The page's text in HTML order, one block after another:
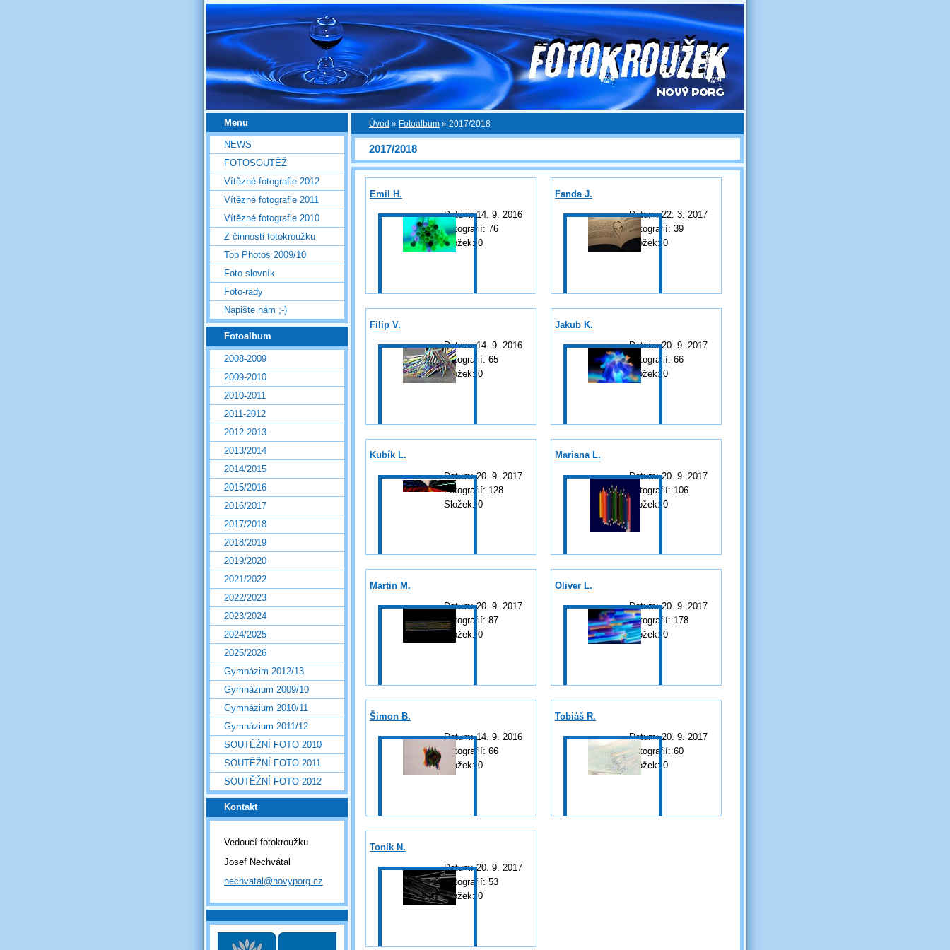
Úvod » Fotoalbum » 2017/2018
2017/2018
Emil H.
Datum:14. 9. 2016
Fotografií: 76
Složek: 0
Fanda J.
Datum:22. 3. 2017
Fotografií: 39
Složek: 0
Filip V.
Datum:14. 9. 2016
Fotografií: 65
Složek: 0
Jakub K.
Datum:20. 9. 2017
Fotografií: 66
Složek: 0
Kubík L.
Datum:20. 9. 2017
Fotografií: 128
Složek: 0
Mariana L.
Datum:20. 9. 2017
Fotografií: 106
Složek: 0
Martin M.
Datum:20. 9. 2017
Fotografií: 87
Složek: 0
Oliver L.
Datum:20. 9. 2017
Fotografií: 178
Složek: 0
Šimon B.
Datum:14. 9. 2016
Fotografií: 66
Složek: 0
Tobiáš R.
Datum:20. 9. 2017
Fotografií: 60
Složek: 0
Toník N.
Datum:20. 9. 2017
Fotografií: 53
Složek: 0
Menu
NEWS
FOTOSOUTĚŽ
Vítězné fotografie 2012
Vítězné fotografie 2011
Vítězné fotografie 2010
Z činnosti fotokroužku
Top Photos 2009/10
Foto-slovník
Foto-rady
Napište nám ;-)
Fotoalbum
2008-2009
2009-2010
2010-2011
2011-2012
2012-2013
2013/2014
2014/2015
2015/2016
2016/2017
2017/2018
2018/2019
2019/2020
2021/2022
2022/2023
2023/2024
2024/2025
2025/2026
Gymnázim 2012/13
Gymnázium 2009/10
Gymnázium 2010/11
Gymnázium 2011/12
SOUTĚŽNÍ FOTO 2010
SOUTĚŽNÍ FOTO 2011
SOUTĚŽNÍ FOTO 2012
Kontakt
Vedoucí fotokroužku
Josef Nechvátal
nechvatal@novyporg.cz